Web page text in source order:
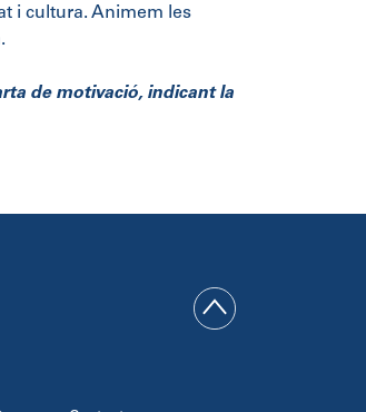
i cultura. Animem les
de motivació, indicant la